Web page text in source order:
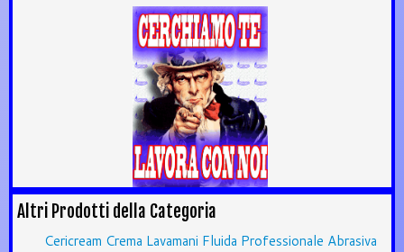
Altri Prodotti della Categoria
Cericream Crema Lavamani Fluida Professionale Abrasiva